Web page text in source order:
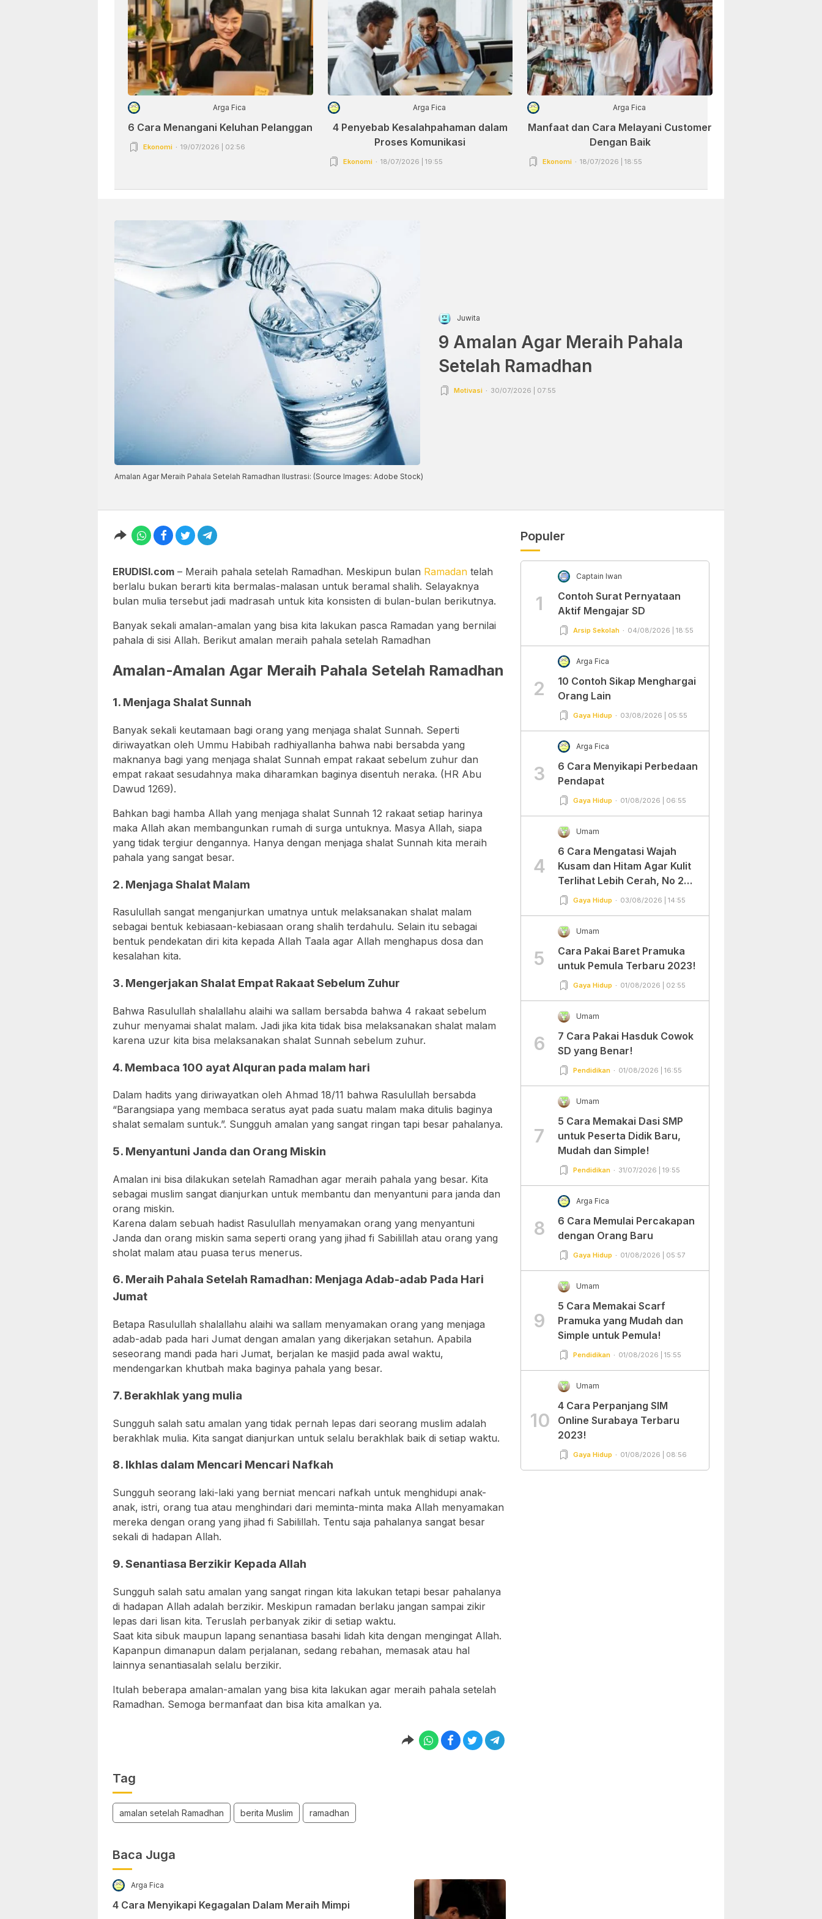
Arga Fica
6 Cara Menangani Keluhan Pelanggan
Ekonomi 19/07/2026 | 02:56
Arga Fica
4 Penyebab Kesalahpahaman dalam
Proses Komunikasi
Ekonomi 18/07/2026 | 19:55
Arga Fica
Manfaat dan Cara Melayani Customer
Dengan Baik
Ekonomi 18/07/2026 | 18:55
Amalan Agar Meraih Pahala Setelah Ramadhan Ilustrasi: (Source Images: Adobe Stock)
Juwita
9 Amalan Agar Meraih Pahala
Setelah Ramadhan
Motivasi 30/07/2026 | 07:55
ERUDISI.com – Meraih pahala setelah Ramadhan. Meskipun bulan Ramadan telah
berlalu bukan berarti kita bermalas-malasan untuk beramal shalih. Selayaknya
bulan mulia tersebut jadi madrasah untuk kita konsisten di bulan-bulan berikutnya.
Banyak sekali amalan-amalan yang bisa kita lakukan pasca Ramadan yang bernilai
pahala di sisi Allah. Berikut amalan meraih pahala setelah Ramadhan
Amalan-Amalan Agar Meraih Pahala Setelah Ramadhan
1. Menjaga Shalat Sunnah
Banyak sekali keutamaan bagi orang yang menjaga shalat Sunnah. Seperti
diriwayatkan oleh Ummu Habibah radhiyallanha bahwa nabi bersabda yang
maknanya bagi yang menjaga shalat Sunnah empat rakaat sebelum zuhur dan
empat rakaat sesudahnya maka diharamkan baginya disentuh neraka. (HR Abu
Dawud 1269).
Bahkan bagi hamba Allah yang menjaga shalat Sunnah 12 rakaat setiap harinya
maka Allah akan membangunkan rumah di surga untuknya. Masya Allah, siapa
yang tidak tergiur dengannya. Hanya dengan menjaga shalat Sunnah kita meraih
pahala yang sangat besar.
2. Menjaga Shalat Malam
Rasulullah sangat menganjurkan umatnya untuk melaksanakan shalat malam
sebagai bentuk kebiasaan-kebiasaan orang shalih terdahulu. Selain itu sebagai
bentuk pendekatan diri kita kepada Allah Taala agar Allah menghapus dosa dan
kesalahan kita.
3. Mengerjakan Shalat Empat Rakaat Sebelum Zuhur
Bahwa Rasulullah shalallahu alaihi wa sallam bersabda bahwa 4 rakaat sebelum
zuhur menyamai shalat malam. Jadi jika kita tidak bisa melaksanakan shalat malam
karena uzur kita bisa melaksanakan shalat Sunnah sebelum zuhur.
4. Membaca 100 ayat Alquran pada malam hari
Dalam hadits yang diriwayatkan oleh Ahmad 18/11 bahwa Rasulullah bersabda
“Barangsiapa yang membaca seratus ayat pada suatu malam maka ditulis baginya
shalat semalam suntuk.”. Sungguh amalan yang sangat ringan tapi besar pahalanya.
5. Menyantuni Janda dan Orang Miskin
Amalan ini bisa dilakukan setelah Ramadhan agar meraih pahala yang besar. Kita
sebagai muslim sangat dianjurkan untuk membantu dan menyantuni para janda dan
orang miskin.
Karena dalam sebuah hadist Rasulullah menyamakan orang yang menyantuni
Janda dan orang miskin sama seperti orang yang jihad fi Sabilillah atau orang yang
sholat malam atau puasa terus menerus.
6. Meraih Pahala Setelah Ramadhan: Menjaga Adab-adab Pada Hari
Jumat
Betapa Rasulullah shalallahu alaihi wa sallam menyamakan orang yang menjaga
adab-adab pada hari Jumat dengan amalan yang dikerjakan setahun. Apabila
seseorang mandi pada hari Jumat, berjalan ke masjid pada awal waktu,
mendengarkan khutbah maka baginya pahala yang besar.
7. Berakhlak yang mulia
Sungguh salah satu amalan yang tidak pernah lepas dari seorang muslim adalah
berakhlak mulia. Kita sangat dianjurkan untuk selalu berakhlak baik di setiap waktu.
8. Ikhlas dalam Mencari Mencari Nafkah
Sungguh seorang laki-laki yang berniat mencari nafkah untuk menghidupi anak-
anak, istri, orang tua atau menghindari dari meminta-minta maka Allah menyamakan
mereka dengan orang yang jihad fi Sabilillah. Tentu saja pahalanya sangat besar
sekali di hadapan Allah.
9. Senantiasa Berzikir Kepada Allah
Sungguh salah satu amalan yang sangat ringan kita lakukan tetapi besar pahalanya
di hadapan Allah adalah berzikir. Meskipun ramadan berlaku jangan sampai zikir
lepas dari lisan kita. Teruslah perbanyak zikir di setiap waktu.
Saat kita sibuk maupun lapang senantiasa basahi lidah kita dengan mengingat Allah.
Kapanpun dimanapun dalam perjalanan, sedang rebahan, memasak atau hal
lainnya senantiasalah selalu berzikir.
Itulah beberapa amalan-amalan yang bisa kita lakukan agar meraih pahala setelah
Ramadhan. Semoga bermanfaat dan bisa kita amalkan ya.
Tag
amalan setelah Ramadhan berita Muslim ramadhan
Baca Juga
Arga Fica
4 Cara Menyikapi Kegagalan Dalam Meraih Mimpi
Populer
1
Captain Iwan
Contoh Surat Pernyataan
Aktif Mengajar SD
Arsip Sekolah 04/08/2026 | 18:55
2
Arga Fica
10 Contoh Sikap Menghargai
Orang Lain
Gaya Hidup 03/08/2026 | 05:55
3
Arga Fica
6 Cara Menyikapi Perbedaan
Pendapat
Gaya Hidup 01/08/2026 | 06:55
4
Umam
6 Cara Mengatasi Wajah
Kusam dan Hitam Agar Kulit
Terlihat Lebih Cerah, No 2
Gampang Banget dan Mudah
Gaya Hidup 03/08/2026 | 14:55
5
Umam
Cara Pakai Baret Pramuka
untuk Pemula Terbaru 2023!
Gaya Hidup 01/08/2026 | 02:55
6
Umam
7 Cara Pakai Hasduk Cowok
SD yang Benar!
Pendidikan 01/08/2026 | 16:55
7
Umam
5 Cara Memakai Dasi SMP
untuk Peserta Didik Baru,
Mudah dan Simple!
Pendidikan 31/07/2026 | 19:55
8
Arga Fica
6 Cara Memulai Percakapan
dengan Orang Baru
Gaya Hidup 01/08/2026 | 05:57
9
Umam
5 Cara Memakai Scarf
Pramuka yang Mudah dan
Simple untuk Pemula!
Pendidikan 01/08/2026 | 15:55
10
Umam
4 Cara Perpanjang SIM
Online Surabaya Terbaru
2023!
Gaya Hidup 01/08/2026 | 08:56